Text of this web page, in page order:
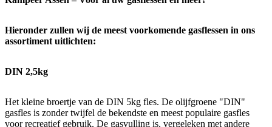
Hieronder zullen wij de meest voorkomende gasflessen in ons
assortiment uitlichten:
DIN 2,5kg
Het kleine broertje van de DIN 5kg fles. De olijfgroene "DIN"
gasfles is zonder twijfel de bekendste en meest populaire gasfles
voor recreatief gebruik. De gasvulling is, vergeleken met andere